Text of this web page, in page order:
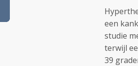
een
studie
terwijl
39